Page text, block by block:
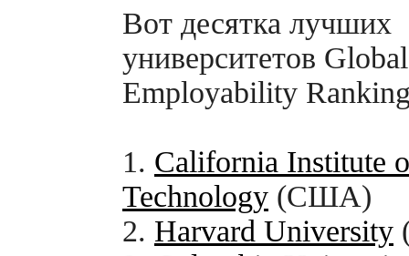
Вот десятка лучших
университетов
Employability
1. California Institute
Technology (США)
2. Harvard University